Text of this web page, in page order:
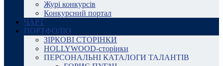
Журі конкурсів
Конкурсний портал
ЧАРТ
ПОРТФОЛІО
ЗІРКОВІ СТОРІНКИ
HOLLYWOOD-сторінки
ПЕРСОНАЛЬНІ КАТАЛОГИ ТАЛАНТІВ